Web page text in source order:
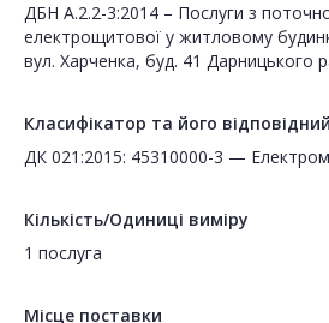
ДБН А.2.2-3:2014 – Послуги з
електрощитової у житловому
вул. Харченка, буд. 41 Дарницького
Класифікатор та його
ДК 021:2015: 45310000-3 —
Кількість/Одиниці виміру
1 послуга
Місце поставки